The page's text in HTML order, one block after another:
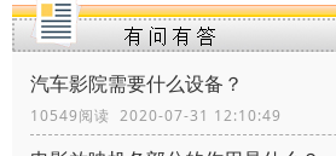
汽车影院需要什么设备？
10549阅读 2020-07-31 12:10:49